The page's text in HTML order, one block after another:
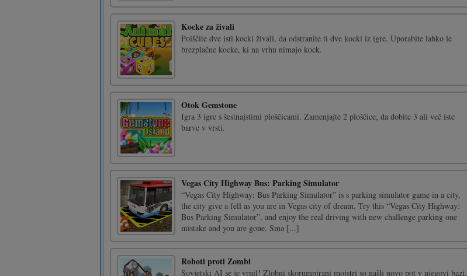
Kocke za živali
Poiščite dve isti kocki živali, da odstranite ti dve kocki iz igre. Uporabite lahko le
brezplačne kocke, ki na vrhu nimajo kock.
Otok Gemstone
Igra 3 igre s šestnajstimi ploščicami. Zamenjajte 2 ploščice, da dobite 3 ali več iste
barve v vrsti.
Vegas City Highway Bus: Parking Simulator
“Vegas City Highway: Bus Parking Simulator” is s parking simulator game in a city,
the city give a fell as you are in Vegas city of dream. Try this “Vegas City Highway:
Bus Parking Simulator”, and enjoy the real driving with new challenge parking one
mistake and you are gone. Sma [...]
Roboti proti Zombi
Sovjetski AI se je vrnil! Zlobni skorumpirani mojstri so našli novo pot v njegovi bazi,